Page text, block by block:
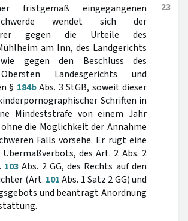
23
fristgemäß eingegangenen
wendet sich der
gegen die Urteile des
am Inn, des Landgerichts
gegen den Beschluss des
Landesgerichts und
§ 184bAbs. 3 StGB, soweit dieser
Schriften in
Mindeststrafe von einem Jahr
die Möglichkeit der Annahme
Falls vorsehe. Er rügt eine
des Art. 2 Abs. 2
103 Abs. 2 GG, des Rechts auf den
(Art. 101Abs. 1 Satz 2 GG) und
und beantragt Anordnung